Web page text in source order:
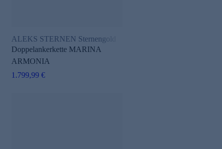
ALEKS STERNEN Sternengold
Doppelankerkette MARINA
ARMONIA
1.799,99 €